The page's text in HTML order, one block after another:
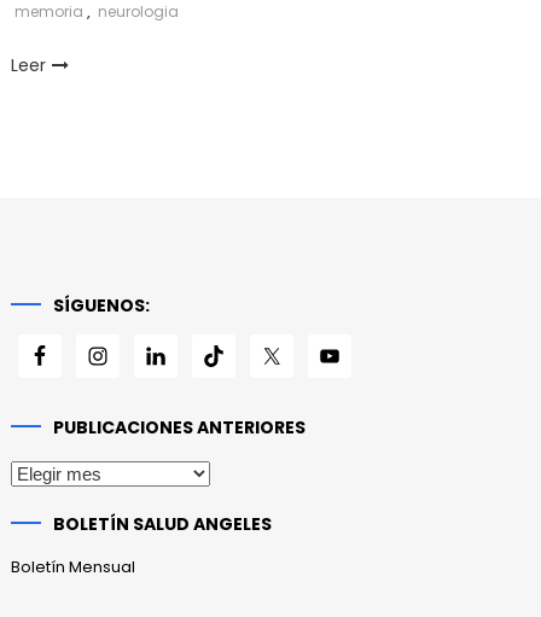
memoria , neurologia
Leer
SÍGUENOS:
PUBLICACIONES ANTERIORES
Publicaciones
BOLETÍN SALUD ANGELES
Boletín Mensual